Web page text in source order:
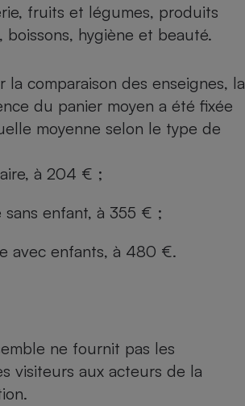
fruits et légumes, produits
boissons, hygiène et beauté.
la comparaison des enseignes, la
du panier moyen a été fixée
moyenne selon le type de
à 204 € ;
enfant, à 355 € ;
avec enfants, à 480 €.
ne fournit pas les
visiteurs aux acteurs de la